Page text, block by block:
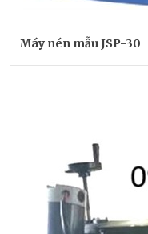
Máy nén mẫu JSP-30